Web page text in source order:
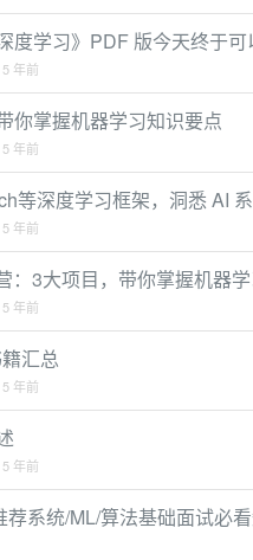
度学习》PDF 版今天终于可
5 年前
你掌握机器学习知识要点
5 年前
等深度学习框架，洞悉 AI
5 年前
：3大项目，带你掌握机器
5 年前
汇总
5 年前
5 年前
系统/ML/算法基础面试必